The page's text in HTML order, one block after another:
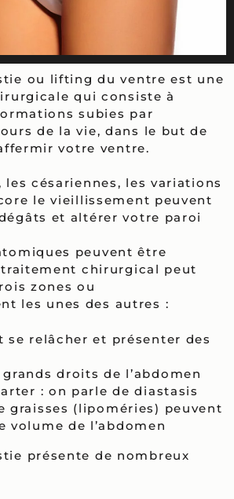
ou lifting du ventre est une
qui consiste à
subies par
de la vie, dans le but de
votre ventre.
les césariennes, les variations
le vieillissement peuvent
et altérer votre paroi
peuvent être
chirurgical peut
zones ou
les unes des autres :
se relâcher et présenter des
droits de l’abdomen
: on parle de diastasis
graisses (lipoméries) peuvent
volume de l’abdomen
présente de nombreux